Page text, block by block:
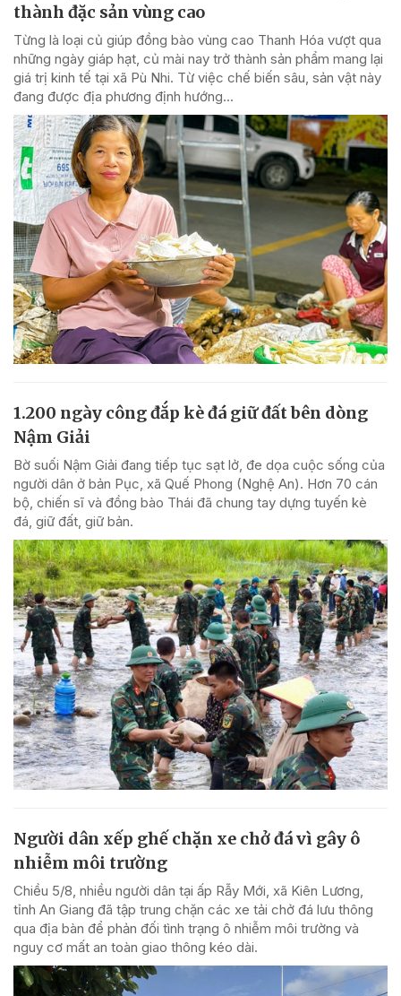
thành đặc sản vùng cao
Từng là loại củ giúp đồng bào vùng cao Thanh Hóa vượt qua
những ngày giáp hạt, củ mài nay trở thành sản phẩm mang lại
giá trị kinh tế tại xã Pù Nhi. Từ việc chế biến sâu, sản vật này
đang được địa phương định hướng...
1.200 ngày công đắp kè đá giữ đất bên dòng
Nậm Giải
Bờ suối Nậm Giải đang tiếp tục sạt lở, đe dọa cuộc sống của
người dân ở bản Pục, xã Quế Phong (Nghệ An). Hơn 70 cán
bộ, chiến sĩ và đồng bào Thái đã chung tay dựng tuyến kè
đá, giữ đất, giữ bản.
Người dân xếp ghế chặn xe chở đá vì gây ô
nhiễm môi trường
Chiều 5/8, nhiều người dân tại ấp Rẫy Mới, xã Kiên Lương,
tỉnh An Giang đã tập trung chặn các xe tải chở đá lưu thông
qua địa bàn để phản đối tình trạng ô nhiễm môi trường và
nguy cơ mất an toàn giao thông kéo dài.